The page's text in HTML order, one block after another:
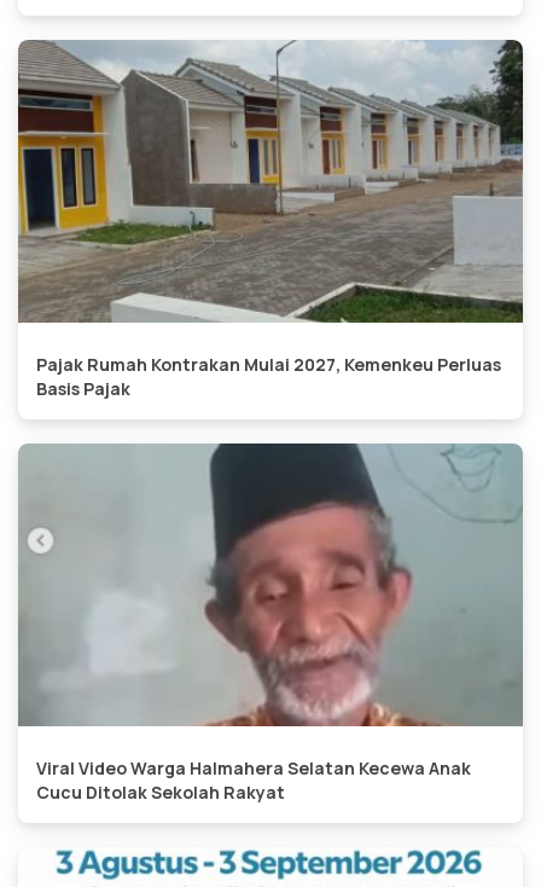
Pajak Rumah Kontrakan Mulai 2027, Kemenkeu Perluas
Basis Pajak
Viral Video Warga Halmahera Selatan Kecewa Anak
Cucu Ditolak Sekolah Rakyat